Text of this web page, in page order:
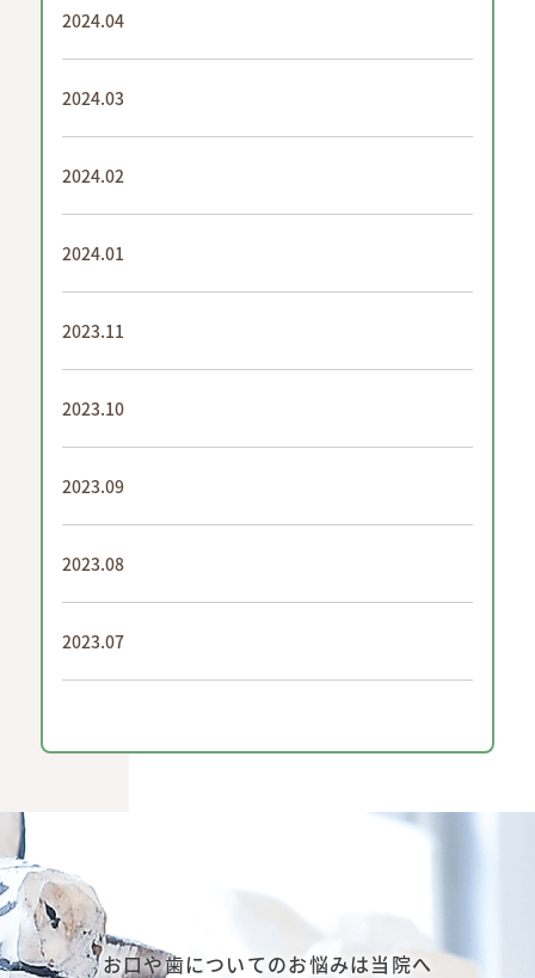
2024.04
2024.03
2024.02
2024.01
2023.11
2023.10
2023.09
2023.08
2023.07
お口や歯についてのお悩みは当院へ